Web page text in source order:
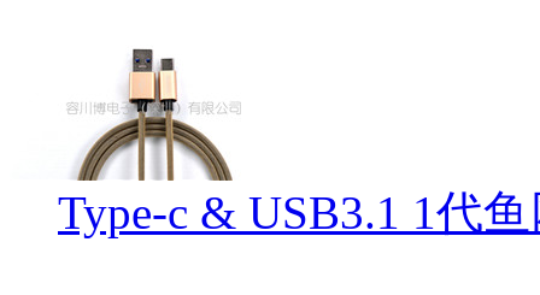
Type-c & USB3.1 1代